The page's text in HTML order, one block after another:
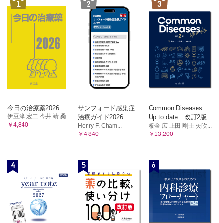
1
今日の治療薬2026
伊豆津 宏二 今井 靖 桑...
￥4,840
2
サンフォード感染症
治療ガイド2026
Henry F. Cham...
￥4,840
3
Common Diseases
Up to date 改訂2版
板金 広 上田 剛士 矢吹...
￥13,200
4 5 6